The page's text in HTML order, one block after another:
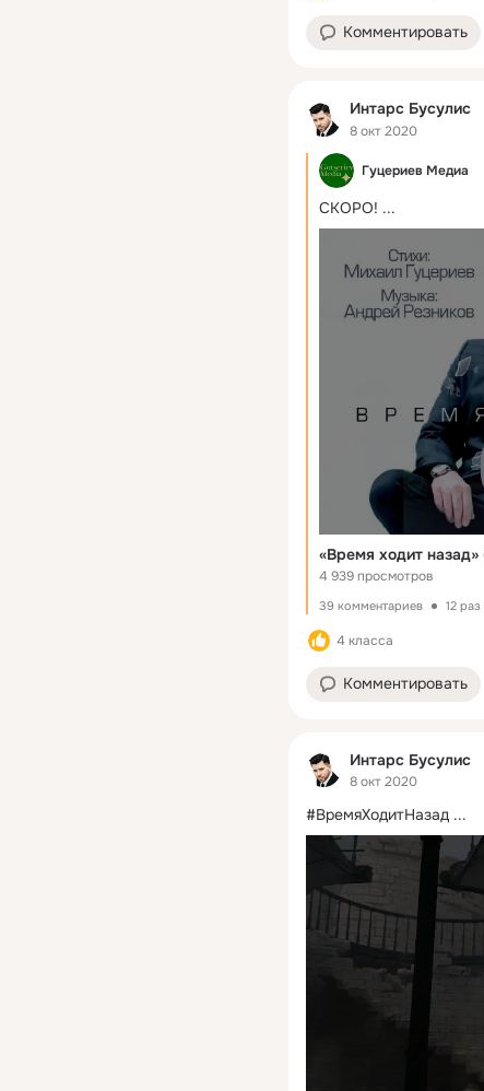
Комментировать
Интарс Бусулис
8 окт 2020
Гуцериев Медиа
СКОРО! ...
«Время ходит назад»
4 939 просмотров
39 комментариев 12
4 класса
Комментировать
Интарс Бусулис
8 окт 2020
#ВремяХодитНазад ...